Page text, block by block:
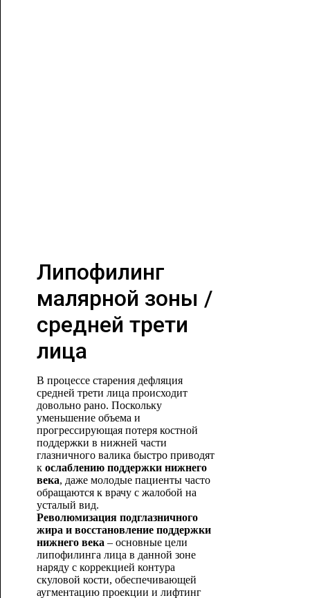
Липофилинг
малярной зоны /
средней трети
лица
В процессе старения дефляция
средней трети лица происходит
довольно рано. Поскольку
уменьшение объема и
прогрессирующая потеря костной
поддержки в нижней части
глазничного валика быстро приводят
к ослаблению поддержки нижнего
века, даже молодые пациенты часто
обращаются к врачу с жалобой на
усталый вид.
Революмизация подглазничного
жира и восстановление поддержки
нижнего века – основные цели
липофилинга лица в данной зоне
наряду с коррекцией контура
скуловой кости, обеспечивающей
аугментацию проекции и лифтинг